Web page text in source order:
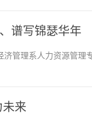
谱写锦瑟华年
管理系人力资源管理
来